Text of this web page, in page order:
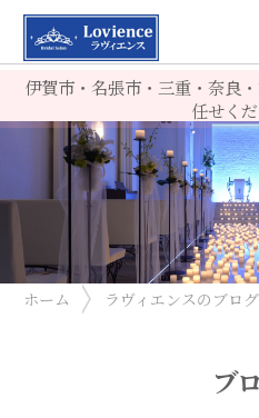
伊賀市・名張市・三重・奈良
任せくだ
ホーム
ラヴィエンスのブログ
ブ